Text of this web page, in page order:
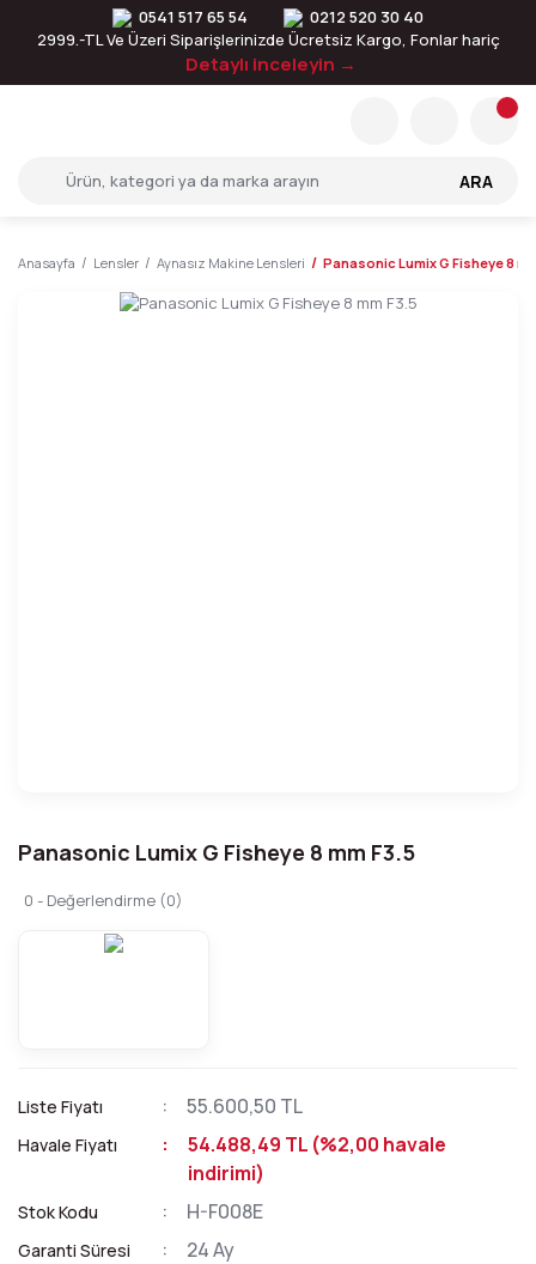
0541 517 65 54
0212 520 30 40
2999.-TL Ve Üzeri Siparişlerinizde Ücretsiz Kargo, Fonlar hariç
Detaylı inceleyin →
ARA
Anasayfa Lensler Aynasız Makine Lensleri Panasonic Lumix G Fisheye 8
Panasonic Lumix G Fisheye 8 mm F3.5
0 - Değerlendirme (0)
Liste Fiyatı 55.600,50 TL
Havale Fiyatı
54.488,49 TL (%2,00 havale
indirimi)
Stok Kodu H-F008E
Garanti Süresi 24 Ay